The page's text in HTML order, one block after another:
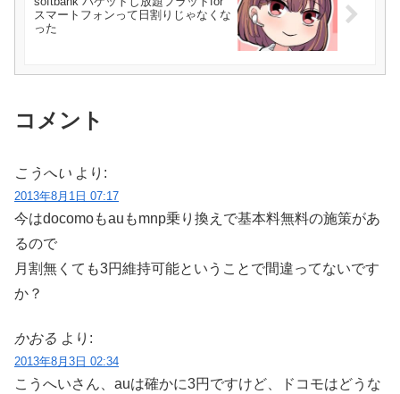
スマートフォンって日割りじゃなくな
った
コメント
こうへい より:
2013年8月1日 07:17
今はdocomoもauもmnp乗り換えで基本料無料の施策があ
るので
月割無くても3円維持可能ということで間違ってないです
か？
かおる より:
2013年8月3日 02:34
こうへいさん、auは確かに3円ですけど、ドコモはどうな